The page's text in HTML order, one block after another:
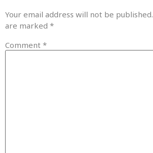
Your email address will not be published.
are marked *
Comment *